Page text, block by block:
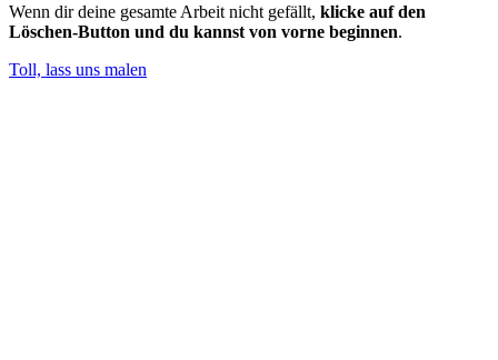
Wenn dir deine gesamte Arbeit nicht gefällt, klicke auf den
Löschen-Button und du kannst von vorne beginnen.
Toll, lass uns malen